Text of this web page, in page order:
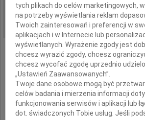
REGION: Lublin
DATA EMISJI: 17.11.2010
prof. dr. hab.
Dziekanowi Wydziału
tych plikach do celów marketingowych,
na potrzeby wyświetlania reklam
Twoich zainteresowań i preferencji w
aplikacjach i w Internecie lub
wyświetlanych. Wyrażenie zgody jest
chcesz wyrazić zgody, chcesz
chcesz wycofać zgodę uprzednio
„Ustawień Zaawansowanych”.
Twoje dane osobowe mogą być
celów badania i mierzenia informacji
funkcjonowania serwisów i aplikacji lub
dot. świadczonych Tobie usług. Jeśli